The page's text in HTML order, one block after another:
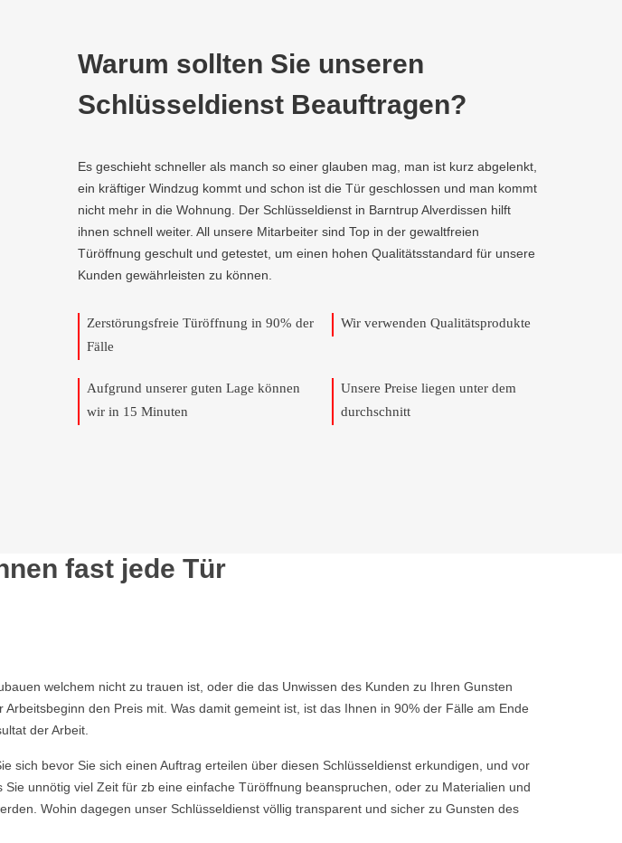
Warum sollten Sie unseren
Schlüsseldienst Beauftragen?
Es geschieht schneller als manch so einer glauben mag, man ist kurz abgelenkt,
ein kräftiger Windzug kommt und schon ist die Tür geschlossen und man kommt
nicht mehr in die Wohnung. Der Schlüsseldienst in Barntrup Alverdissen hilft
ihnen schnell weiter. All unsere Mitarbeiter sind Top in der gewaltfreien
Türöffnung geschult und getestet, um einen hohen Qualitätsstandard für unsere
Kunden gewährleisten zu können.
Zerstörungsfreie Türöffnung in 90% der
Fälle
Wir verwenden Qualitätsprodukte
Aufgrund unserer guten Lage können
wir in 15 Minuten
Unsere Preise liegen unter dem
durchschnitt
fast jede Tür
welchem nicht zu trauen ist, oder die das Unwissen des Kunden zu Ihren Gunsten
den Preis mit. Was damit gemeint ist, ist das Ihnen in 90% der Fälle am Ende
der Arbeit.
sich bevor Sie sich einen Auftrag erteilen über diesen Schlüsseldienst erkundigen, und vor
unnötig viel Zeit für zb eine einfache Türöffnung beanspruchen, oder zu Materialien und
Wohin dagegen unser Schlüsseldienst völlig transparent und sicher zu Gunsten des